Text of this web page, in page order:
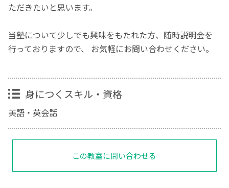
ただきたいと思います。
当塾について少しでも興味をもたれた方、随時説明会を
行っておりますので、 お気軽にお問い合わせください。
身につくスキル・資格
英語・英会話
この教室に問い合わせる